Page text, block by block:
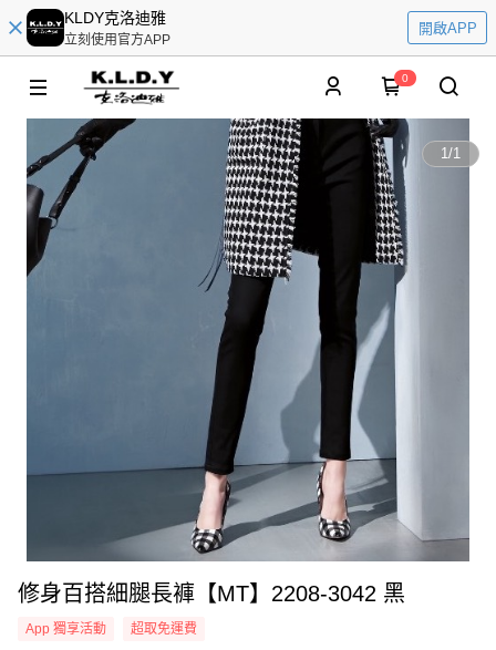
KLDY克洛迪雅
立刻使用官方APP
開啟APP
0
1/1
修身百搭細腿長褲【MT】2208-3042 黑
App 獨享活動 超取免運費